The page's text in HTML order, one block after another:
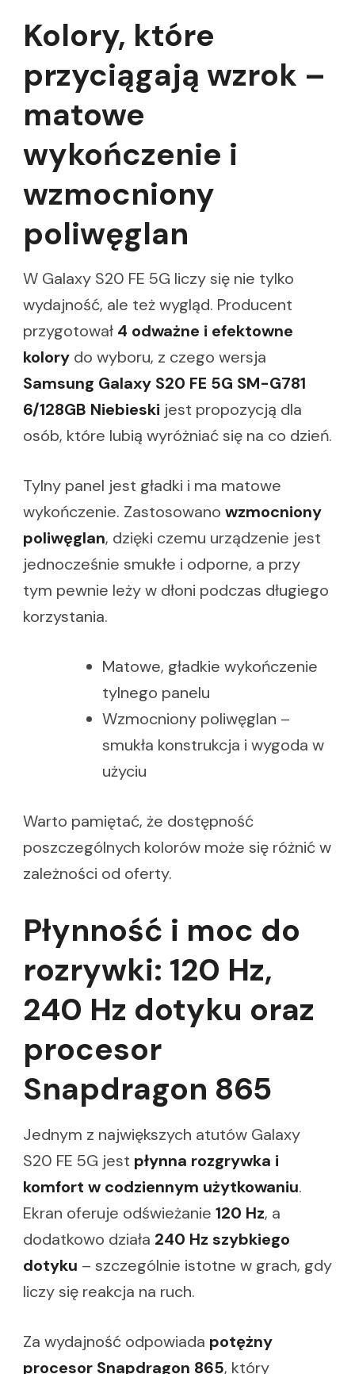
Kolory, które
przyciągają wzrok –
matowe
wykończenie i
wzmocniony
poliwęglan
W Galaxy S20 FE 5G liczy się nie tylko
wydajność, ale też wygląd. Producent
przygotował 4 odważne i efektowne
kolory do wyboru, z czego wersja
Samsung Galaxy S20 FE 5G SM-G781
6/128GB Niebieski jest propozycją dla
osób, które lubią wyróżniać się na co dzień.
Tylny panel jest gładki i ma matowe
wykończenie. Zastosowano wzmocniony
poliwęglan, dzięki czemu urządzenie jest
jednocześnie smukłe i odporne, a przy
tym pewnie leży w dłoni podczas długiego
korzystania.
Matowe, gładkie wykończenie
tylnego panelu
Wzmocniony poliwęglan –
smukła konstrukcja i wygoda w
użyciu
Warto pamiętać, że dostępność
poszczególnych kolorów może się różnić w
zależności od oferty.
Płynność i moc do
rozrywki: 120 Hz,
240 Hz dotyku oraz
procesor
Snapdragon 865
Jednym z największych atutów Galaxy
S20 FE 5G jest płynna rozgrywka i
komfort w codziennym użytkowaniu.
Ekran oferuje odświeżanie 120 Hz, a
dodatkowo działa 240 Hz szybkiego
dotyku – szczególnie istotne w grach, gdy
liczy się reakcja na ruch.
Za wydajność odpowiada potężny
procesor Snapdragon 865, który